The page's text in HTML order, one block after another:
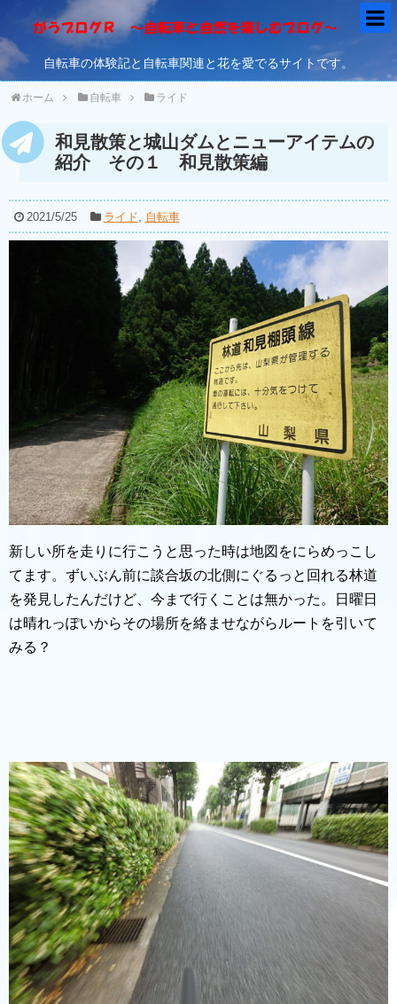
自転車の体験記と自転車関連と花を愛でるサイトです。
ホーム 自転車 ライド
和見散策と城山ダムとニューアイテムの
紹介 その１ 和見散策編
2021/5/25 ライド, 自転車
新しい所を走りに行こうと思った時は地図をにらめっこし
てます。ずいぶん前に談合坂の北側にぐるっと回れる林道
を発見したんだけど、今まで行くことは無かった。日曜日
は晴れっぽいからその場所を絡ませながらルートを引いて
みる？